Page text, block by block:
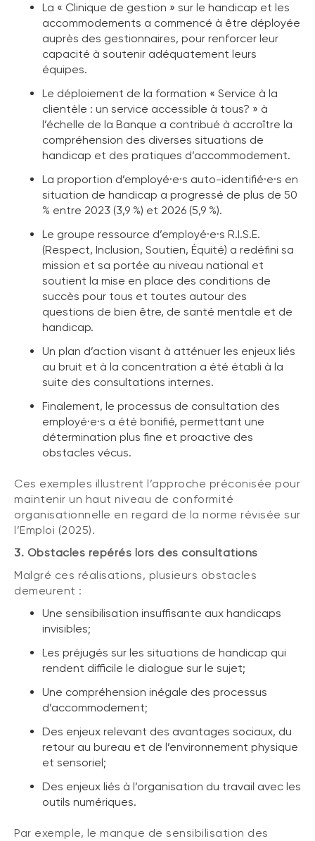
La « Clinique de gestion » sur le handicap et les
accommodements a commencé à être déployée
auprès des gestionnaires, pour renforcer leur
capacité à soutenir adéquatement leurs
équipes.
Le déploiement de la formation « Service à la
clientèle : un service accessible à tous? » à
l’échelle de la Banque a contribué à accroître la
compréhension des diverses situations de
handicap et des pratiques d’accommodement.
La proportion d’employé·e·s auto-identifié·e·s en
situation de handicap a progressé de plus de 50
% entre 2023 (3,9 %) et 2026 (5,9 %).
Le groupe ressource d’employé·e·s R.I.S.E.
(Respect, Inclusion, Soutien, Équité) a redéfini sa
mission et sa portée au niveau national et
soutient la mise en place des conditions de
succès pour tous et toutes autour des
questions de bien être, de santé mentale et de
handicap.
Un plan d’action visant à atténuer les enjeux liés
au bruit et à la concentration a été établi à la
suite des consultations internes.
Finalement, le processus de consultation des
employé·e·s a été bonifié, permettant une
détermination plus fine et proactive des
obstacles vécus.
Ces exemples illustrent l’approche préconisée pour
maintenir un haut niveau de conformité
organisationnelle en regard de la norme révisée sur
l’Emploi (2025).
3. Obstacles repérés lors des consultations
Malgré ces réalisations, plusieurs obstacles
demeurent :
Une sensibilisation insuffisante aux handicaps
invisibles;
Les préjugés sur les situations de handicap qui
rendent difficile le dialogue sur le sujet;
Une compréhension inégale des processus
d’accommodement;
Des enjeux relevant des avantages sociaux, du
retour au bureau et de l’environnement physique
et sensoriel;
Des enjeux liés à l’organisation du travail avec les
outils numériques.
Par exemple, le manque de sensibilisation des